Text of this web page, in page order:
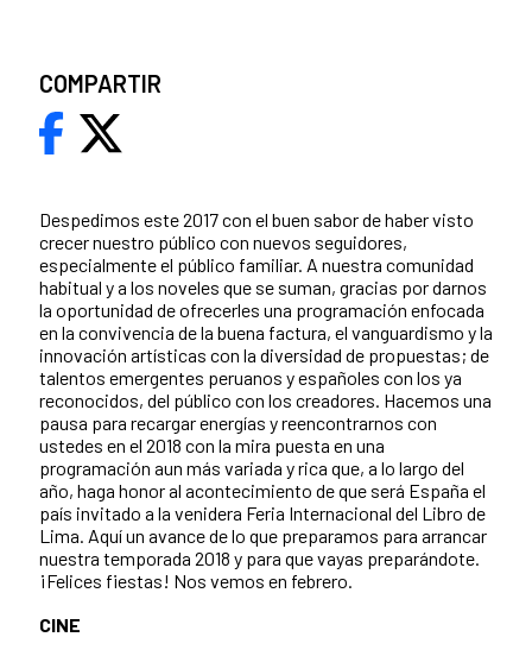
Despedimos este 2017 con el buen sabor de haber visto
crecer nuestro público con nuevos seguidores,
especialmente el público familiar. A nuestra comunidad
habitual y a los noveles que se suman, gracias por darnos
la oportunidad de ofrecerles una programación enfocada
en la convivencia de la buena factura, el vanguardismo y la
innovación artísticas con la diversidad de propuestas; de
talentos emergentes peruanos y españoles con los ya
reconocidos, del público con los creadores. Hacemos una
pausa para recargar energías y reencontrarnos con
ustedes en el 2018 con la mira puesta en una
programación aun más variada y rica que, a lo largo del
año, haga honor al acontecimiento de que será España el
país invitado a la venidera Feria Internacional del Libro de
Lima. Aquí un avance de lo que preparamos para arrancar
nuestra temporada 2018 y para que vayas preparándote.
¡Felices fiestas! Nos vemos en febrero.
CINE
COMPARTIR